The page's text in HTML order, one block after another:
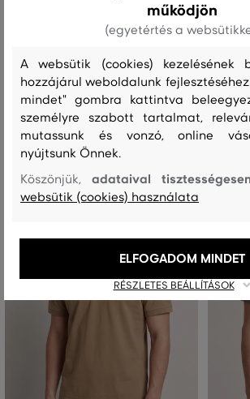
SZÁRÍTÁS
Ajánlott termékek
működjön
(egyetértés a
A websütik (cookies) kezelésének
hozzájárul weboldalunk
mindet" gombra kattintva
személyre szabott tartalmat,
mutassunk és vonzó, online
nyújtsunk Önnek.
Köszönjük,adataival
websütik (cookies) használata
RÉSZLETES BEÁLLÍTÁSOK
ELFOGADOM MINDET